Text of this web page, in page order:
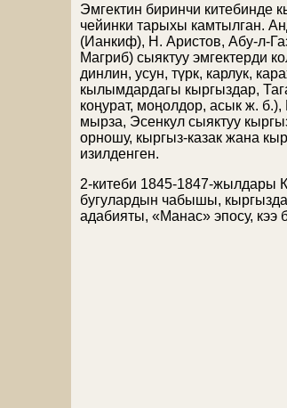
Эмгектин биринчи китебинде
чейинки тарыхы камтылган.
(Ианкиф), Н. Аристов, Абу-л-
Магриб) сыяктуу эмгектерди
динлин, усун, түрк, карлук,
кылымдардагы кыргыздар,
коңурат, моңолдор, асык ж. б.),
мырза, Эсенкул сыяктуу
орношу, кыргыз-казак жана
изилденген.
2-китеби 1845-1847-жылдары
бугулардын чабышы,
адабияты, «Манас» эпосу, кээ